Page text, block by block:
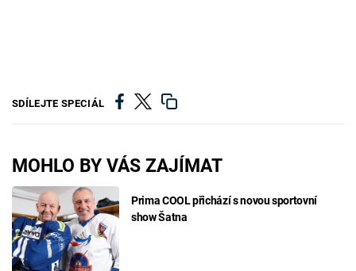
SDÍLEJTE SPECIÁL
MOHLO BY VÁS ZAJÍMAT
Prima COOL přichází s novou sportovní
show Šatna